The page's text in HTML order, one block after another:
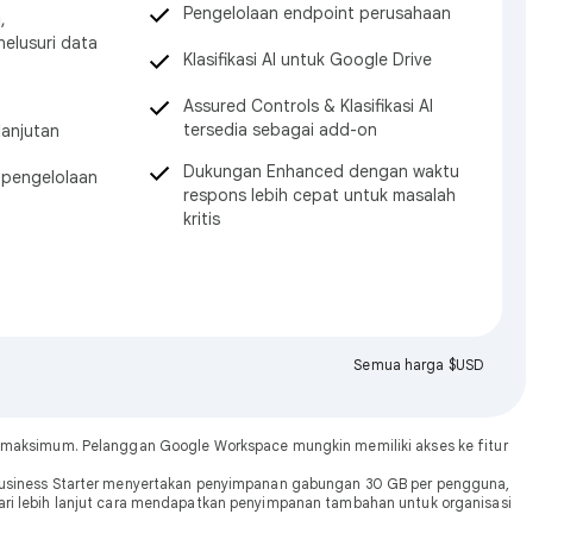
data
Pengelolaan endpoint perusahaan
Klasifikasi AI untuk Google Drive
Assured Controls & Klasifikasi AI
tersedia sebagai add-on
Dukungan Enhanced dengan waktu
respons lebih cepat untuk masalah
kritis
Semua harga $USD
Pelanggan Google Workspace mungkin memiliki akses ke fitur
Starter menyertakan penyimpanan gabungan 30 GB per pengguna,
lebih lanjut cara mendapatkan penyimpanan tambahan untuk organisasi